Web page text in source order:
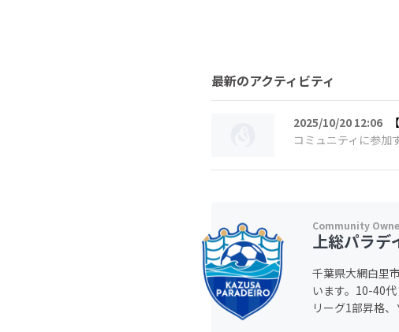
最新のアクティビティ
2025/10/20 12:06
コミュニティに参加
上総パラデ
千葉県大網白里
います。10-40
リーグ1部昇格